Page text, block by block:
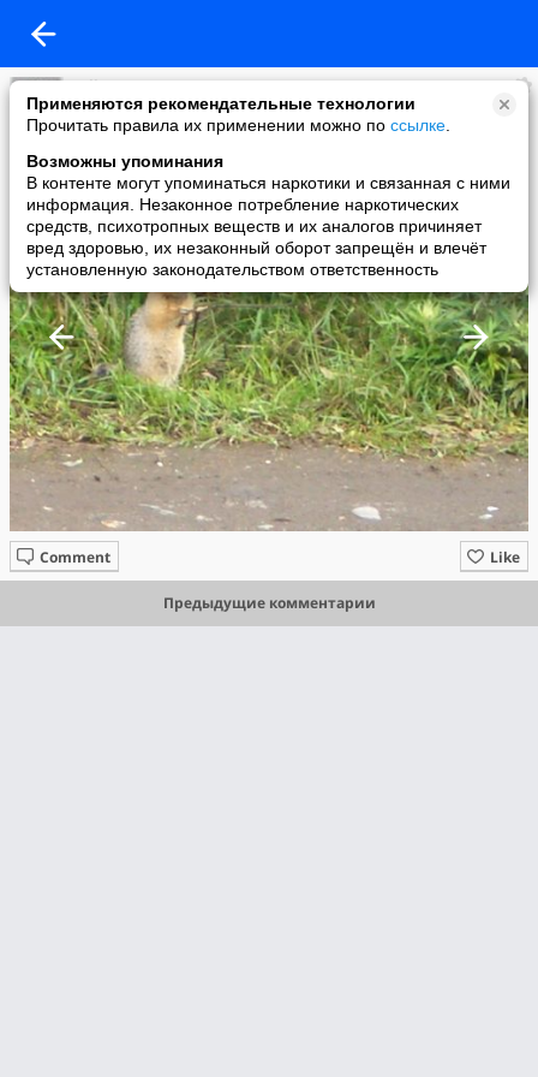
Применяются рекомендательные технологии
Прочитать правила их применении можно по ссылке
Возможны упоминания
В контенте могут упоминаться наркотики и связанная с ними
информация. Незаконное потребление наркотических
средств, психотропных веществ и их аналогов причиняет
вред здоровью, их незаконный оборот запрещён и влечёт
установленную законодательством ответственность
yellow
added a photo
04 Sep в 00:40
Like
Comment
Предыдущие комментарии